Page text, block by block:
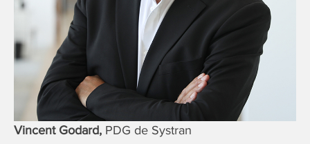
Vincent Godard, PDG de Systran